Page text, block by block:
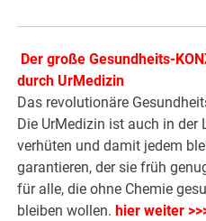
Der große Gesundheits-
durch UrMedizin
Das revolutionäre
Die UrMedizin ist auch in der
verhüten und damit jedem
garantieren, der sie früh
für alle, die ohne Chemie
bleiben wollen. hier weiter